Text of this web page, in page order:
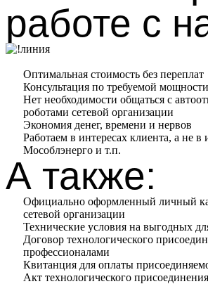
работе с
Оптимальная стоимость без переплат
Консультация по требуемой
Нет необходимости общаться с
роботами сетевой организации
Экономия денег, времени и нервов
Работаем в интересах клиента, а не в
Мособлэнерго и т.п.
А также:
Официально оформленный личный
сетевой организации
Технические условия на выгодных
Договор технологического
профессионалами
Квитанция для оплаты
Акт технологического присоединения